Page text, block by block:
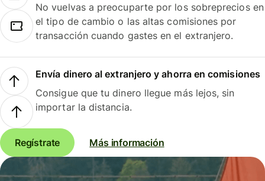
No vuelvas a preocuparte por los sobreprecios en
el tipo de cambio o las altas comisiones por
transacción cuando gastes en el extranjero.
Envía dinero al extranjero y ahorra en comisiones
Consigue que tu dinero llegue más lejos, sin
importar la distancia.
Regístrate Más información